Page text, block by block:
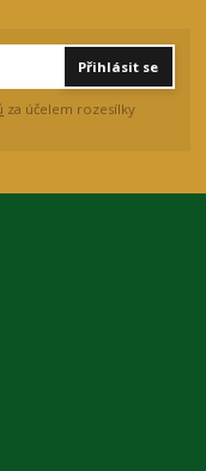
Přihlásit se
za účelem rozesílky